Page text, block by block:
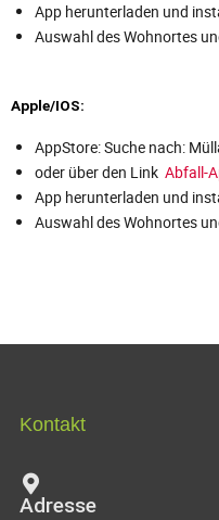
App herunterladen und
Auswahl des Wohnortes
Apple/IOS:
AppStore: Suche nach:
oder über den Link Abfall-
App herunterladen und
Auswahl des Wohnortes
Kontakt
Adresse